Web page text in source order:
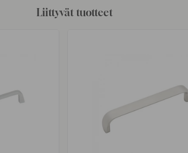
Liittyvät tuotteet